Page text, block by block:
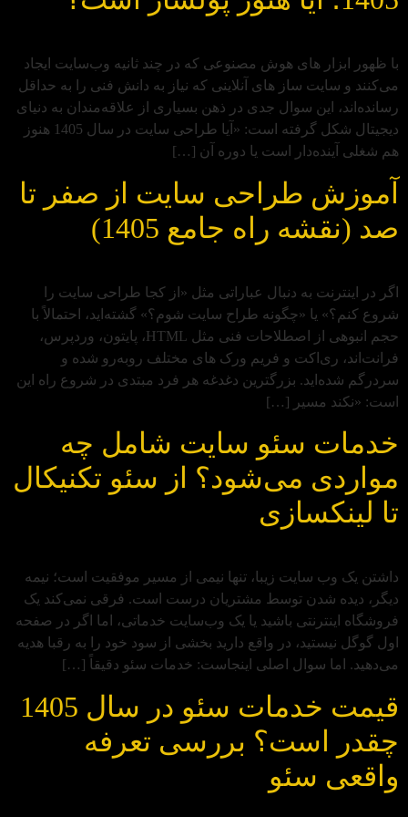
با ظهور ابزار های هوش مصنوعی که در چند ثانیه وب‌سایت ایجاد
می‌کنند و سایت‌ ساز های آنلاینی که نیاز به دانش فنی را به حداقل
رسانده‌اند، این سوال جدی در ذهن بسیاری از علاقه‌مندان به دنیای
دیجیتال شکل گرفته است: «آیا طراحی سایت در سال 1405 هنوز
هم شغلی آینده‌دار است یا دوره آن […]
آموزش طراحی سایت از صفر تا
صد (نقشه راه جامع 1405)
اگر در اینترنت به دنبال عباراتی مثل «از کجا طراحی سایت را
شروع کنم؟» یا «چگونه طراح سایت شوم؟» گشته‌اید، احتمالاً با
حجم انبوهی از اصطلاحات فنی مثل HTML، پایتون، وردپرس،
فرانت‌اند، ری‌اکت و فریم‌ ورک‌ های مختلف روبه‌رو شده و
سردرگم شده‌اید. بزرگترین دغدغه هر فرد مبتدی در شروع راه این
است: «نکند مسیر […]
خدمات سئو سایت شامل چه
مواردی می‌شود؟ از سئو تکنیکال
تا لینکسازی
داشتن یک وب‌ سایت زیبا، تنها نیمی از مسیر موفقیت است؛ نیمه
دیگر، دیده شدن توسط مشتریان درست است. فرقی نمی‌کند یک
فروشگاه اینترنتی باشید یا یک وب‌سایت خدماتی، اما اگر در صفحه
اول گوگل نیستید، در واقع دارید بخشی از سود خود را به رقبا هدیه
می‌دهید. اما سوال اصلی اینجاست: خدمات سئو دقیقاً […]
قیمت خدمات سئو در سال 1405
چقدر است؟ بررسی تعرفه
واقعی سئو